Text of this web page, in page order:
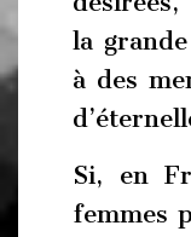
la
à des
Si, en
femmes